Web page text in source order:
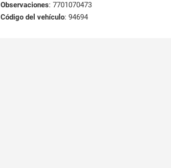
Observaciones: 7701070473
Código del vehículo: 94694